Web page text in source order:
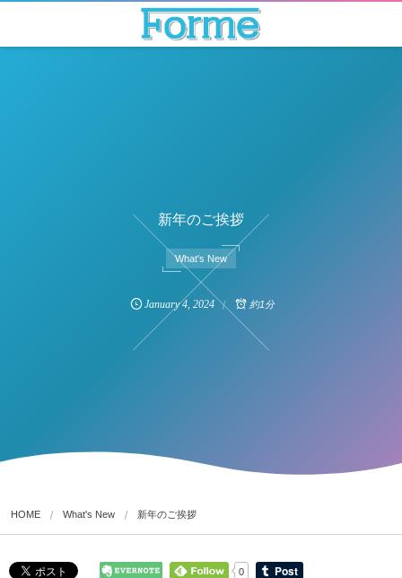
新年のご挨拶
What's New
January 4,2024 約1分
HOME What's New 新年のご挨拶
0